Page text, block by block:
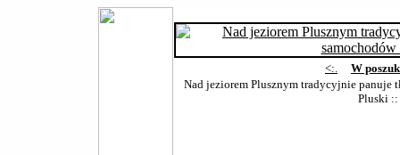
<:.
W
Nad jeziorem Plusznym tradycyjnie panuje
Pluski::